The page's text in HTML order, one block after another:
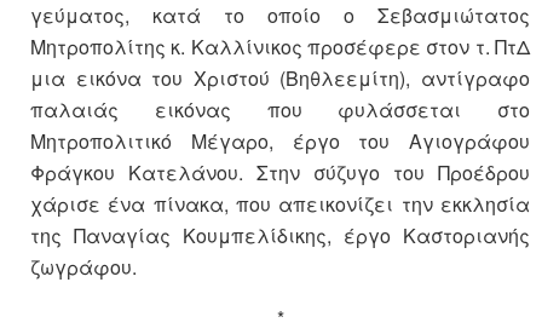
γεύματος, κατά το οποίο ο Σεβασμιώτατος
Μητροπολίτης κ. Καλλίνικος προσέφερε στον τ. ΠτΔ
μια εικόνα του Χριστού (Βηθλεεμίτη), αντίγραφο
παλαιάς εικόνας που φυλάσσεται στο
Μητροπολιτικό Μέγαρο, έργο του Αγιογράφου
Φράγκου Κατελάνου. Στην σύζυγο του Προέδρου
χάρισε ένα πίνακα, που απεικονίζει την εκκλησία
της Παναγίας Κουμπελίδικης, έργο Καστοριανής
ζωγράφου.
*